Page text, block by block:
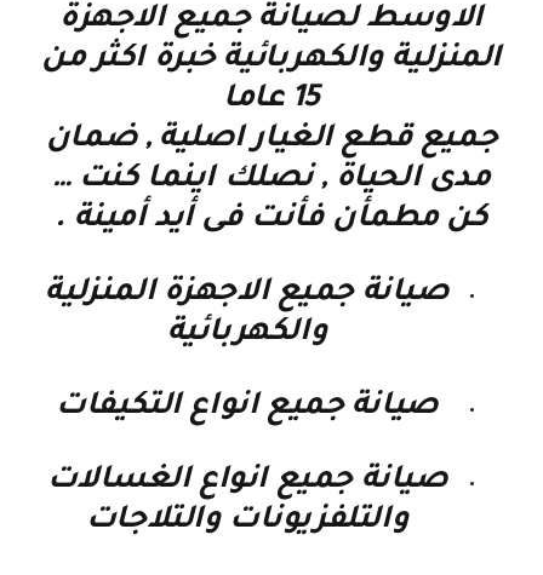
الاوسط لصيانة جميع الاجهزة
المنزلية والكهربائية خبرة اكثر من
15 عاما
جميع قطع الغيار اصلية , ضمان
مدى الحياة , نصلك اينما كنت …
كن مطمأن فأنت فى أيد أمينة .
صيانة جميع الاجهزة المنزلية
والكهربائية
صيانة جميع انواع التكيفات
صيانة جميع انواع الغسالات
والتلفزيونات والتلاجات